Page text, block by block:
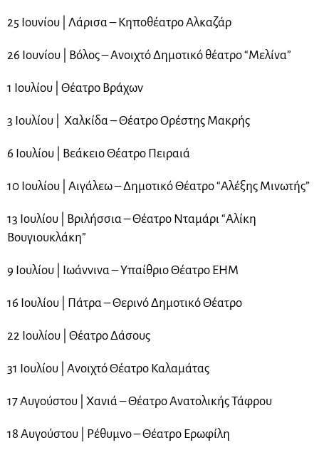
25 Ιουνίου | Λάρισα – Κηποθέατρο Αλκαζάρ
26 Ιουνίου | Βόλος – Ανοιχτό Δημοτικό θέατρο “Μελίνα”
1 Ιουλίου | Θέατρο Βράχων
3 Ιουλίου | Χαλκίδα – Θέατρο Ορέστης Μακρής
6 Ιουλίου | Βεάκειο Θέατρο Πειραιά
10 Ιουλίου | Αιγάλεω – Δημοτικό Θέατρο “Αλέξης Μινωτής”
13 Ιουλίου | Βριλήσσια – Θέατρο Νταμάρι “Αλίκη
Βουγιουκλάκη”
9 Ιουλίου | Ιωάννινα – Υπαίθριο Θέατρο ΕΗΜ
16 Ιουλίου | Πάτρα – Θερινό Δημοτικό Θέατρο
22 Ιουλίου | Θέατρο Δάσους
31 Ιουλίου | Ανοιχτό Θέατρο Καλαμάτας
17 Αυγούστου | Χανιά – Θέατρο Ανατολικής Τάφρου
18 Αυγούστου | Ρέθυμνο – Θέατρο Ερωφίλη